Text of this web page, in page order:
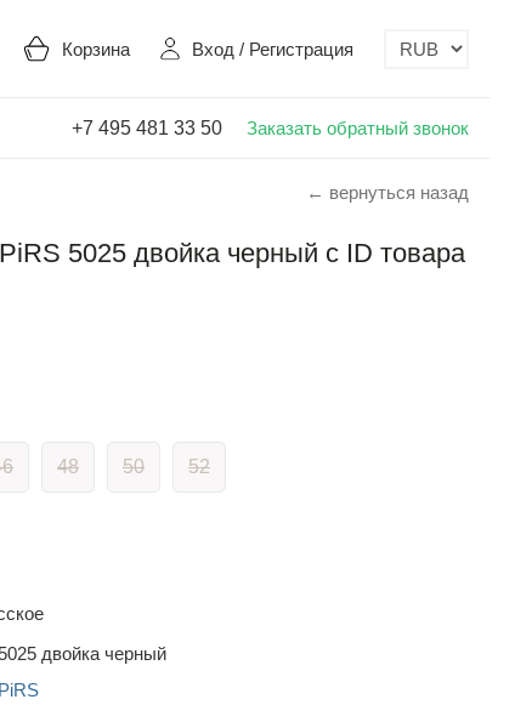
Корзина Вход / Регистрация
+7 495 481 33 50 Заказать обратный звонок
← вернуться назад
5025 двойка черный с ID товара
48 50 52
двойка черный
PiRS